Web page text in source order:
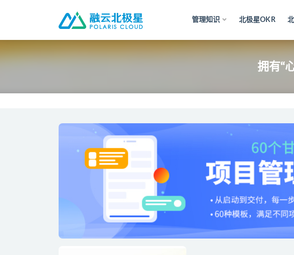
管理知识 北极星OKR
拥有“